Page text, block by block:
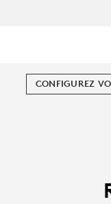
CONFIGUREZ